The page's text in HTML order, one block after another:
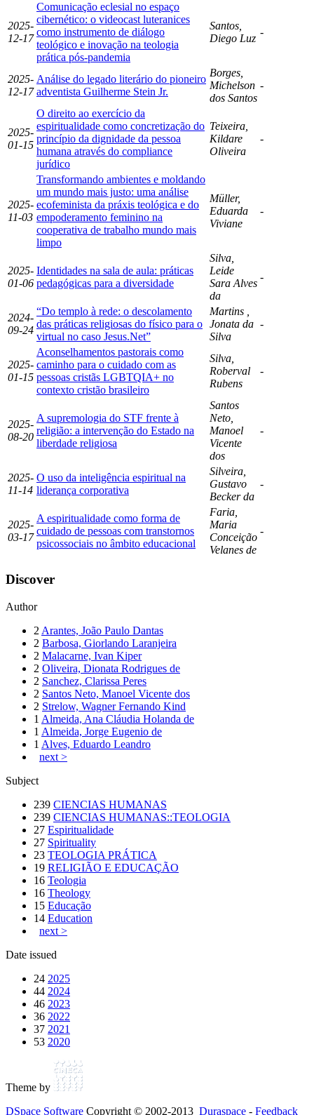
2025-
12-17
Comunicação eclesial no espaço
cibernético: o videocast luteranices
como instrumento de diálogo
teológico e inovação na teologia
prática pós-pandemia
Santos,
Diego Luz
-
2025-
12-17
Análise do legado literário do pioneiro
adventista Guilherme Stein Jr.
Borges,
Michelson
dos Santos
-
2025-
01-15
O direito ao exercício da
espiritualidade como concretização do
princípio da dignidade da pessoa
humana através do compliance
jurídico
Teixeira,
Kildare
Oliveira
-
2025-
11-03
Transformando ambientes e moldando
um mundo mais justo: uma análise
ecofeminista da práxis teológica e do
empoderamento feminino na
cooperativa de trabalho mundo mais
limpo
Müller,
Eduarda
Viviane
-
2025-
01-06
Identidades na sala de aula: práticas
pedagógicas para a diversidade
Silva,
Leide
Sara Alves
da
-
2024-
09-24
“Do templo à rede: o descolamento
das práticas religiosas do físico para o
virtual no caso Jesus.Net”
Martins ,
Jonata da
Silva
-
2025-
01-15
Aconselhamentos pastorais como
caminho para o cuidado com as
pessoas cristãs LGBTQIA+ no
contexto cristão brasileiro
Silva,
Roberval
Rubens
-
2025-
08-20
A supremologia do STF frente à
religião: a intervenção do Estado na
liberdade religiosa
Santos
Neto,
Manoel
Vicente
dos
-
2025-
11-14
O uso da inteligência espiritual na
liderança corporativa
Silveira,
Gustavo
Becker da
-
2025-
03-17
A espiritualidade como forma de
cuidado de pessoas com transtornos
psicossociais no âmbito educacional
Faria,
Maria
Conceição
Velanes de
-
Discover
Author
2 Arantes, João Paulo Dantas
2 Barbosa, Giorlando Laranjeira
2 Malacarne, Ivan Kiper
2 Oliveira, Dionata Rodrigues de
2 Sanchez, Clarissa Peres
2 Santos Neto, Manoel Vicente dos
2 Strelow, Wagner Fernando Kind
1 Almeida, Ana Cláudia Holanda de
1 Almeida, Jorge Eugenio de
1 Alves, Eduardo Leandro
next >
Subject
239 CIENCIAS HUMANAS
239 CIENCIAS HUMANAS::TEOLOGIA
27 Espiritualidade
27 Spirituality
23 TEOLOGIA PRÁTICA
19 RELIGIÃO E EDUCAÇÃO
16 Teologia
16 Theology
15 Educação
14 Education
next >
Date issued
24 2025
44 2024
46 2023
36 2022
37 2021
53 2020
Theme by
DSpace Software Copyright © 2002-2013 Duraspace - Feedback